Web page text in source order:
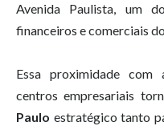
Avenida Paulista, um
financeiros e comerciais
Essa proximidade com
centros empresariais
Paulo estratégico tanto